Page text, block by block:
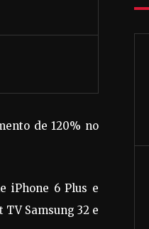
de 120% no
iPhone 6 Plus e
Samsung 32 e